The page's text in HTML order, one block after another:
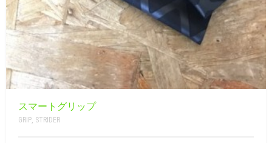
スマートグリップ
GRIP, STRIDER